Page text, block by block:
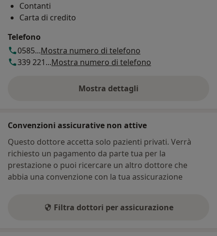
Contanti
Carta di credito
Telefono
0585...Mostra numero di telefono
339 221...Mostra numero di telefono
Mostra dettagli
sull'indirizzo
Convenzioni assicurative non attive
Questo dottore accetta solo pazienti privati. Verrà
richiesto un pagamento da parte tua per la
prestazione o puoi ricercare un altro dottore che
abbia una convenzione con la tua assicurazione
Filtra dottori per assicurazione